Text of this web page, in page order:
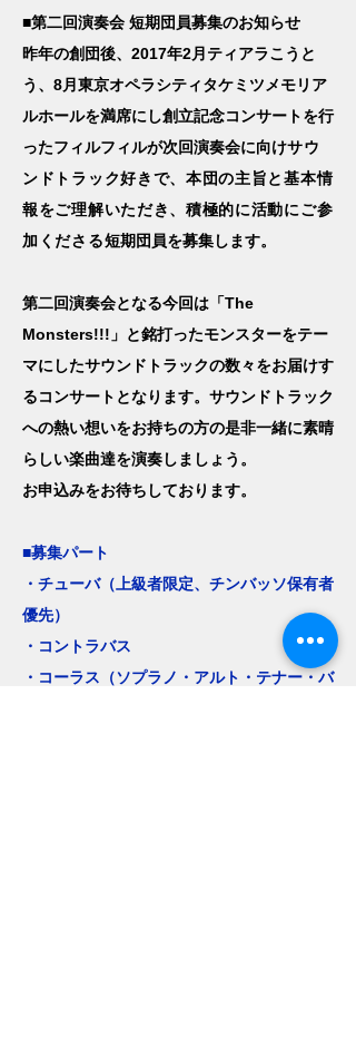
■第二回演奏会 短期団員募集のお知らせ
昨年の創団後、2017年2月ティアラこうと
う、8月東京オペラシティタケミツメモリア
ルホールを満席にし創立記念コンサートを行
ったフィルフィルが次回演奏会に向けサウ
ンドトラック好きで、本団の主旨と基本情
報をご理解いただき、積極的に活動にご参
加くださる短期団員を募集します。
第二回演奏会となる今回は「The
Monsters!!!」と銘打ったモンスターをテー
マにしたサウンドトラックの数々をお届けす
るコンサートとなります。サウンドトラック
への熱い想いをお持ちの方の是非一緒に素晴
らしい楽曲達を演奏しましょう。
お申込みをお待ちしております。
■募集パート
・チューバ（上級者限定、チンバッソ保有者
優先）
・コントラバス
​・コーラス（ソプラノ・アルト・テナー・バ